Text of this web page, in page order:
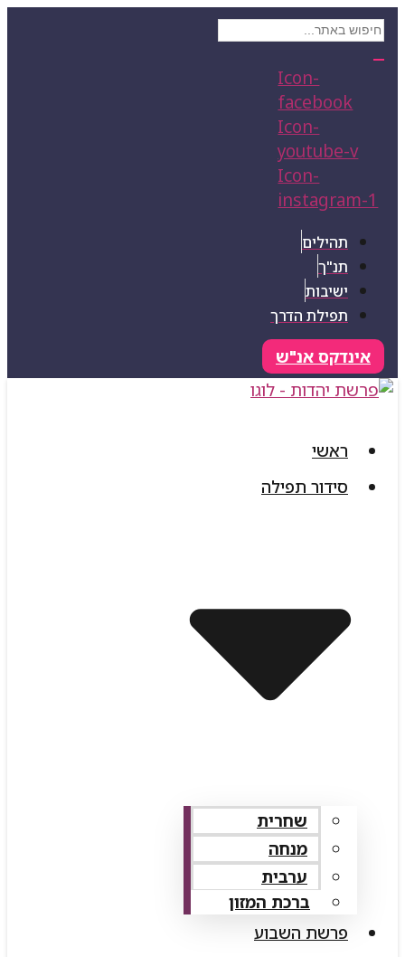
Icon-
facebook
Icon-
youtube-v
Icon-
instagram-1
תהילים
תנ"ך
ישיבות
תפילת הדרך
אינדקס אנ"ש
ראשי
סידור תפילה
שחרית
מנחה
ערבית
ברכת המזון
פרשת השבוע